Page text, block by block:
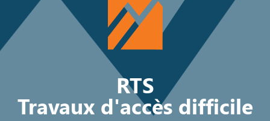
RTS
Travaux d'accès difficile